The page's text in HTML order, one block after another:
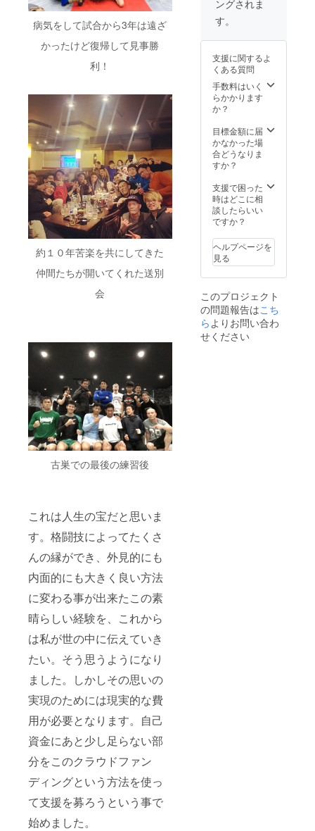
病気をして試合から3年は遠ざ
かったけど復帰して見事勝
利！
約１０年苦楽を共にしてきた
仲間たちが開いてくれた送別
会
古巣での最後の練習後
これは人生の宝だと思いま
す。格闘技によってたくさ
んの縁ができ、外見的にも
内面的にも大きく良い方法
に変わる事が出来たこの素
晴らしい経験を、これから
は私が世の中に伝えていき
たい。そう思うようになり
ました。しかしその思いの
実現のためには現実的な費
用が必要となります。自己
資金にあと少し足らない部
分をこのクラウドファン
ディングという方法を使っ
て支援を募ろうという事で
始めました。
ングされま
す。
支援に関するよ
くある質問
手数料はいく
らかかります
か？
目標金額に届
かなかった場
合どうなりま
すか？
支援で困った
時はどこに相
談したらいい
ですか？
ヘルプページを
見る
このプロジェクト
の問題報告はこち
ら よりお問い合わ
せください